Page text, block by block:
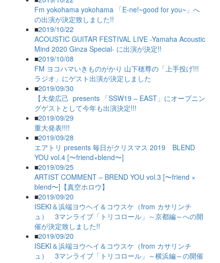
Fm yokohama yokohama 「E-ne!~good for you~」へ
の出演が決定致しました!!
■2019/10/22
ACOUSTIC GUITAR FESTIVAL LIVE -Yamaha Acoustic
Mind 2020 Ginza Special- に出演が決定!!
■2019/10/08
FM ヨコハマいきものがかり 山下穂尊の「上手投げ!!!
ラジオ」にゲスト出演が決定しました
■2019/09/30
【大柴広己 presents 「SSW19 – EAST」にオープニン
グゲストとして今年も出演決定!!!
■2019/09/29
重大発表!!!!
■2019/09/28
エアトリ presents 毎日がクリスマス 2019 BLEND
YOU vol.4 [〜friend×blend〜]
■2019/09/25
ARTIST COMMENT – BREND YOU vol.3 [〜friend ×
blend〜]【真空ホロウ】
■2019/09/20
ISEKI＆浜端ヨウヘイ＆コウスケ（from カサリンチ
ュ） 3マンライブ「トリコロール」～京都編～への開
催が決定致しました!!
■2019/09/20
ISEKI＆浜端ヨウヘイ＆コウスケ（from カサリンチ
ュ） 3マンライブ「トリコロール」～横浜編～の開催